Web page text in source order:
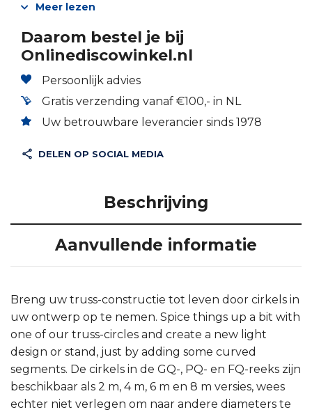
Meer lezen
Daarom bestel je bij
Onlinediscowinkel.nl
Persoonlijk advies
Gratis verzending vanaf €100,- in NL
Uw betrouwbare leverancier sinds 1978
DELEN OP SOCIAL MEDIA
Beschrijving
Aanvullende informatie
Breng uw truss-constructie tot leven door cirkels in
uw ontwerp op te nemen. Spice things up a bit with
one of our truss-circles and create a new light
design or stand, just by adding some curved
segments. De cirkels in de GQ-, PQ- en FQ-reeks zijn
beschikbaar als 2 m, 4 m, 6 m en 8 m versies, wees
echter niet verlegen om naar andere diameters te